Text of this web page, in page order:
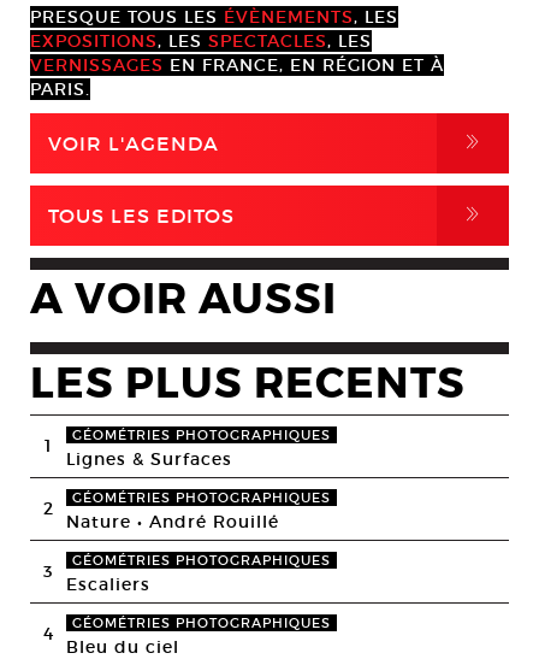
PRESQUE TOUS LES ÉVÈNEMENTS, LES
EXPOSITIONS, LES SPECTACLES, LES
VERNISSAGES EN FRANCE, EN RÉGION ET À
PARIS.
VOIR L'AGENDA ,
TOUS LES EDITOS ,
A VOIR AUSSI
LES PLUS RECENTS
1 GÉOMÉTRIES PHOTOGRAPHIQUES
Lignes & Surfaces
2 GÉOMÉTRIES PHOTOGRAPHIQUES
Nature • André Rouillé
3 GÉOMÉTRIES PHOTOGRAPHIQUES
Escaliers
4 GÉOMÉTRIES PHOTOGRAPHIQUES
Bleu du ciel